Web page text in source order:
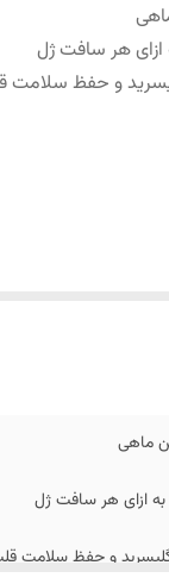
و حفظ سلامت
و حفظ سلامت